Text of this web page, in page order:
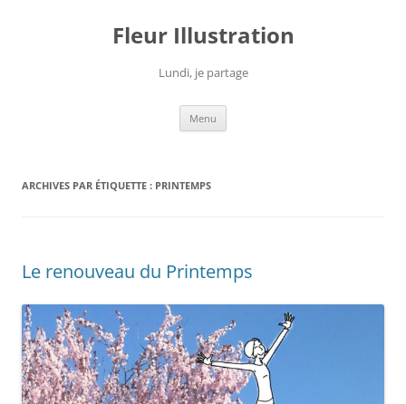
Fleur Illustration
Lundi, je partage
Menu
ARCHIVES PAR ÉTIQUETTE : PRINTEMPS
Le renouveau du Printemps